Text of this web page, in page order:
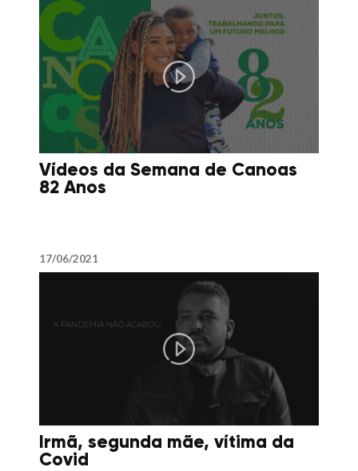
Vídeos da Semana de Canoas
82 Anos
17/06/2021
Irmã, segunda mãe, vítima da
Covid